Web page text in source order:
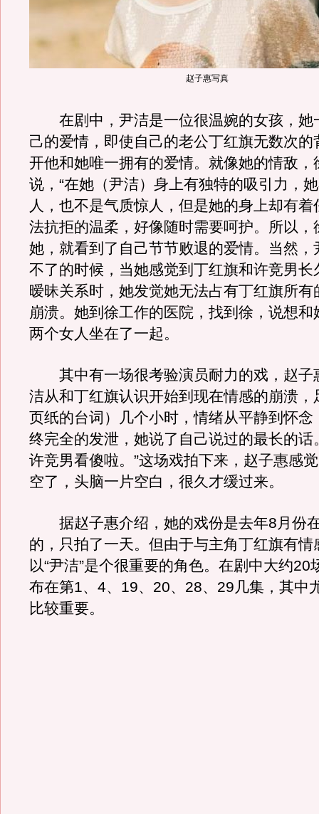
赵子惠写真
在剧中，尹洁是一位很温婉的女孩，她
己的爱情，即使自己的老公丁红旗无数次的
开他和她唯一拥有的爱情。就像她的情敌，
说，“在她（尹洁）身上有独特的吸引力，
人，也不是气质惊人，但是她的身上却有着
法抗拒的温柔，好像随时需要呵护。所以，
她，就看到了自己节节败退的爱情。当然，
不了的时候，当她感觉到丁红旗和许竞男长
暧昧关系时，她发觉她无法占有丁红旗所有
崩溃。她到徐工作的医院，找到徐，说想和
两个女人坐在了一起。
其中有一场很考验演员耐力的戏，赵子
洁从和丁红旗认识开始到现在情感的崩溃，
页纸的台词）几个小时，情绪从平静到怀念
终完全的发泄，她说了自己说过的最长的话
许竞男看傻啦。”这场戏拍下来，赵子惠感
空了，头脑一片空白，很久才缓过来。
据赵子惠介绍，她的戏份是去年8月份
的，只拍了一天。但由于与主角丁红旗有情
以“尹洁”是个很重要的角色。在剧中大约20
布在第1、4、19、20、28、29几集，其中
比较重要。